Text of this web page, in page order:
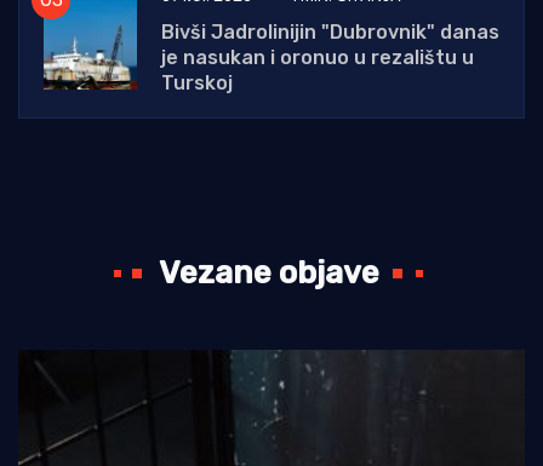
Bivši Jadrolinijin "Dubrovnik" danas
je nasukan i oronuo u rezalištu u
Turskoj
Vezane objave